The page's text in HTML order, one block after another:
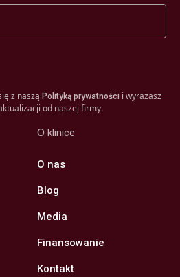
z naszą Polityką prywatności i wyrażasz
od naszej firmy.
O klinice
O nas
Blog
Media
Finansowanie
Kontakt